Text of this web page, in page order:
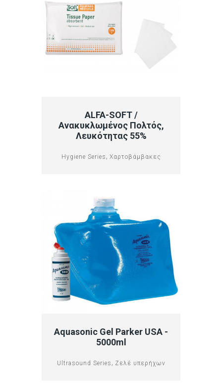
ALFA-SOFT /
Ανακυκλωμένος Πολτός,
Λευκότητας 55%
Hygiene Series , Χαρτοβάμβακες
Aquasonic Gel Parker USA -
5000ml
Ultrasound Series , Ζελέ υπερήχων